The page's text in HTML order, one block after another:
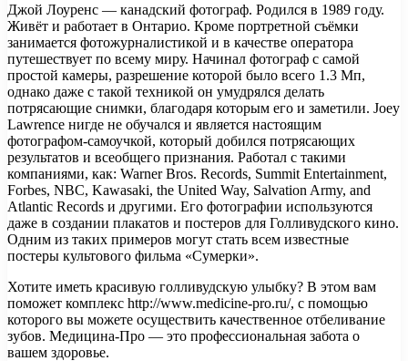
Джой Лоуренс — канадский фотограф. Родился в 1989 году.
Живёт и работает в Онтарио. Кроме портретной съёмки
занимается фотожурналистикой и в качестве оператора
путешествует по всему миру. Начинал фотограф с самой
простой камеры, разрешение которой было всего 1.3 Мп,
однако даже с такой техникой он умудрялся делать
потрясающие снимки, благодаря которым его и заметили. Joey
Lawrence нигде не обучался и является настоящим
фотографом-самоучкой, который добился потрясающих
результатов и всеобщего признания. Работал с такими
компаниями, как: Warner Bros. Records, Summit Entertainment,
Forbes, NBC, Kawasaki, the United Way, Salvation Army, and
Atlantic Records и другими. Его фотографии используются
даже в создании плакатов и постеров для Голливудского кино.
Одним из таких примеров могут стать всем известные
постеры культового фильма «Сумерки».
Хотите иметь красивую голливудскую улыбку? В этом вам
поможет комплекс http://www.medicine-pro.ru/, с помощью
которого вы можете осуществить качественное отбеливание
зубов. Медицина-Про — это профессиональная забота о
вашем здоровье.